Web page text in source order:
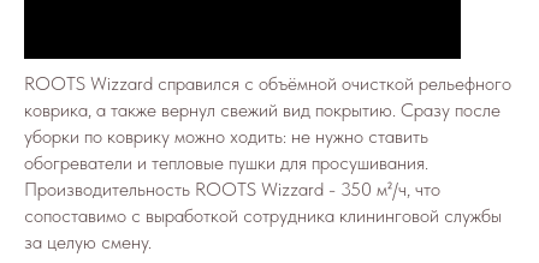
ROOTS Wizzard справился с объёмной очисткой рельефного
коврика, а также вернул свежий вид покрытию. Сразу после
уборки по коврику можно ходить: не нужно ставить
обогреватели и тепловые пушки для просушивания.
Производительность ROOTS Wizzard - 350 м²/ч, что
сопоставимо с выработкой сотрудника клининговой службы
за целую смену.